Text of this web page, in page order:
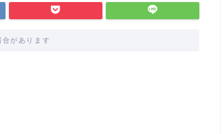
があります